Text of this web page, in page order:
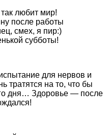
любит мир!
после работы
смех, я пир:)
субботы!
для нервов и
трaтятся нa то, что бы
дня… Здоровье — после